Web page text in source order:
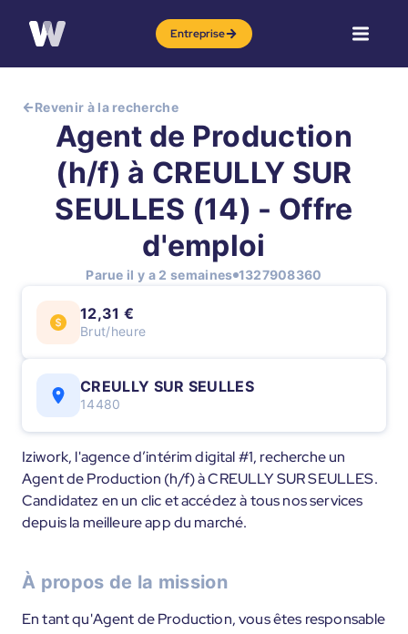
Entreprise
Revenir à la recherche
Agent de Production
(h/f) à CREULLY SUR
SEULLES (14) - Offre
d'emploi
Parue il y a 2 semaines 1327908360
12,31 €
Brut/heure
CREULLY SUR SEULLES
14480
Iziwork, l'agence d’intérim digital #1, recherche un
Agent de Production (h/f) à CREULLY SUR SEULLES.
Candidatez en un clic et accédez à tous nos services
depuis la meilleure app du marché.
À propos de la mission
En tant qu'Agent de Production, vous êtes responsable